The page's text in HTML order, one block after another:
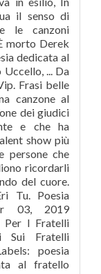
il senso di
le canzoni
morto Derek
dedicata al
Uccello, ... Da
Frasi belle
canzone al
dei giudici
e che ha
show più
persone che
ricordarli
del cuore.
Tu. Poesia
03, 2019
Per I Fratelli
Sui Fratelli
poesia
al fratello